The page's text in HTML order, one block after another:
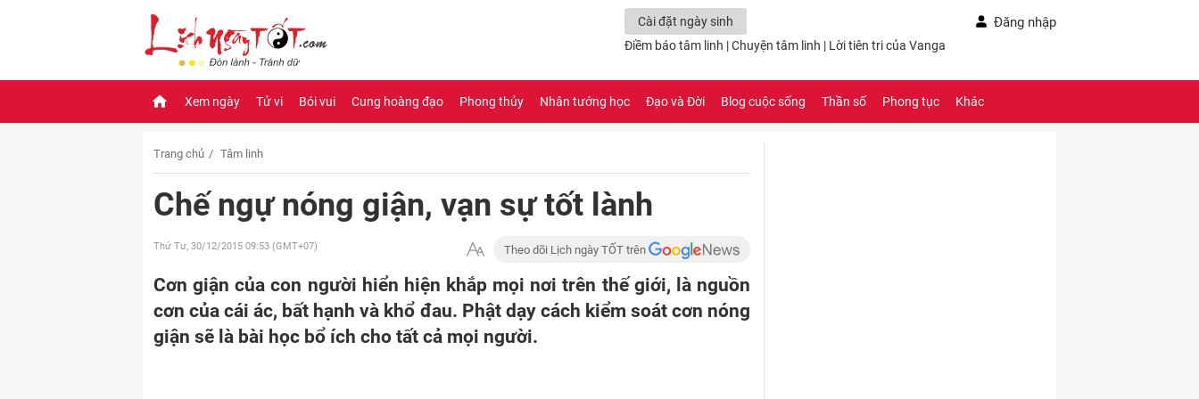
Cài đặt ngày sinh Đăng nhập
Điềm báo tâm linh |Chuyện tâm linh | Lời tiên tri của Vanga
Xem ngày Tử vi Bói vui Cung hoàng đạo Phong thủy Nhân tướng học Đạo và Đời Blog cuộc sống Thần số Phong tục Khác
Trang chủ Tâm linh
Chế ngự nóng giận, vạn sự tốt lành
Thứ Tư, 30/12/2015 09:53 (GMT+07) Theo dõi Lịch ngày TỐT trên
Cơn giận của con người hiển hiện khắp mọi nơi trên thế giới, là nguồn
cơn của cái ác, bất hạnh và khổ đau. Phật dạy cách kiểm soát cơn nóng
giận sẽ là bài học bổ ích cho tất cả mọi người.